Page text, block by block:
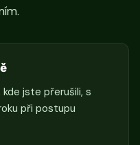
jste přerušili, s
při postupu